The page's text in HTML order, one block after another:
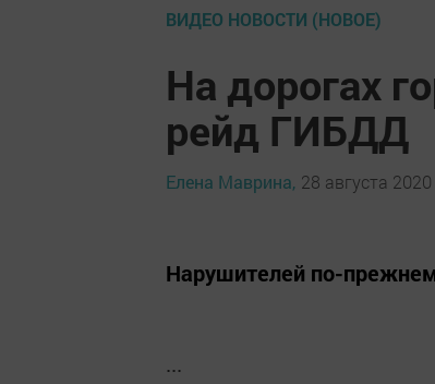
ВИДЕО НОВОСТИ (НОВОЕ)
На дорогах
рейд ГИБДД
Елена Маврина, 28 августа
Нарушителей по-
...